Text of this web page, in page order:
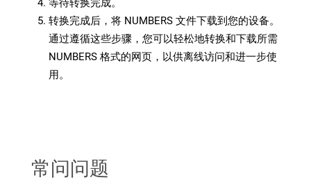
等待转换完成。
转换完成后，将 NUMBERS 文件下载到您的设备。
通过遵循这些步骤，您可以轻松地转换和下载所需
NUMBERS 格式的网页，以供离线访问和进一步使
用。
常问问题